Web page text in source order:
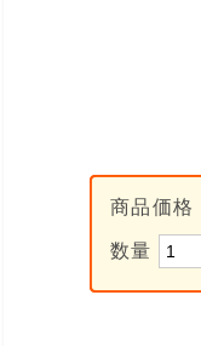
商品価格
数量